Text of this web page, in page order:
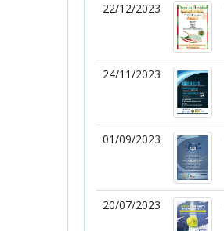
22/12/2023
24/11/2023
01/09/2023
20/07/2023